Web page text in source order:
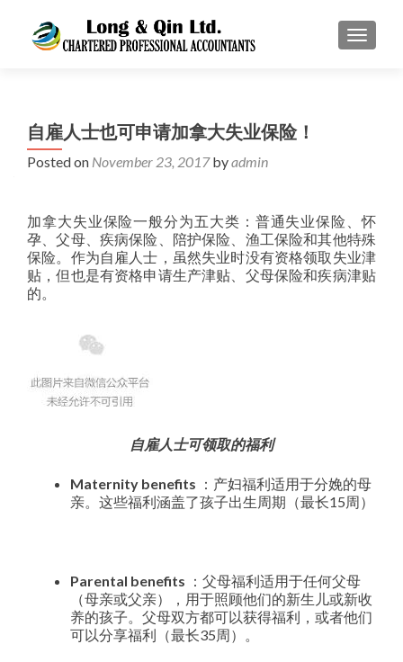
自雇人士也可申请加拿大失业保险！
Posted on November 23, 2017byadmin
加拿大失业保险一般分为五大类：普通失业保险、怀
孕、父母、疾病保险、陪护保险、渔工保险和其他特殊
保险。作为自雇人士，虽然失业时没有资格领取失业津
贴，但也是有资格申请生产津贴、父母保险和疾病津贴
的。
自雇人士可领取的福利
Maternity benefits ：产妇福利适用于分娩的母
亲。这些福利涵盖了孩子出生周期（最长15周）
Parental benefits ：父母福利适用于任何父母
（母亲或父亲），用于照顾他们的新生儿或新收
养的孩子。父母双方都可以获得福利，或者他们
可以分享福利（最长35周）。